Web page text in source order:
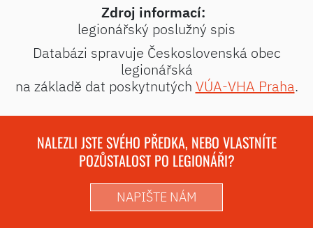
Zdroj informací:
legionářský poslužný spis
Databázi spravuje Československá obec
legionářská
na základě dat poskytnutých VÚA-VHA Praha.
NALEZLI JSTE SVÉHO PŘEDKA, NEBO VLASTNÍTE
POZŮSTALOST PO LEGIONÁŘI?
NAPIŠTE NÁM